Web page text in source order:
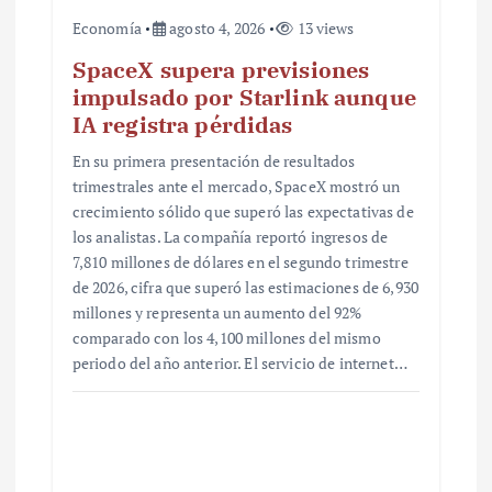
Economía agosto 4, 2026 13 views
SpaceX supera previsiones
impulsado por Starlink aunque
IA registra pérdidas
En su primera presentación de resultados
trimestrales ante el mercado, SpaceX mostró un
crecimiento sólido que superó las expectativas de
los analistas. La compañía reportó ingresos de
7,810 millones de dólares en el segundo trimestre
de 2026, cifra que superó las estimaciones de 6,930
millones y representa un aumento del 92%
comparado con los 4,100 millones del mismo
periodo del año anterior. El servicio de internet…